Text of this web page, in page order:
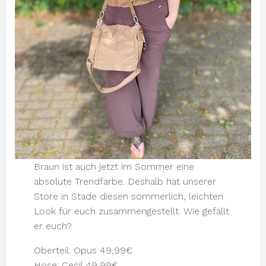
Braun ist auch jetzt im Sommer eine
absolute Trendfarbe. Deshalb hat unserer
Store in Stade diesen sommerlich, leichten
Look für euch zusammengestellt. Wie gefällt
er euch?
Oberteil: Opus 49,99€